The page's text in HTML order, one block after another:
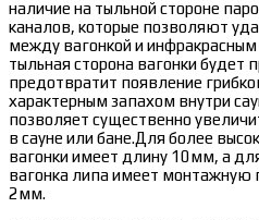
наличие на тыльной стороне
каналов, которые позволяют
между вагонкой и
тыльная сторона вагонки будет
предотвратит появление
характерным запахом внутри
позволяет существенно
в сауне или бане.Для более
вагонки имеет длину 10мм, а
вагонка липа имеет
2мм.